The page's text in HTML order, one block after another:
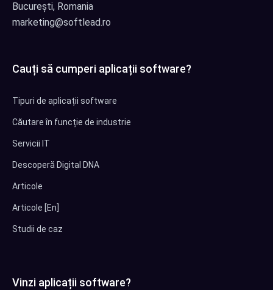
București, Romania
marketing@softlead.ro
Cauți să cumperi aplicații software?
Tipuri de aplicații software
Căutare în funcție de industrie
Servicii IT
Descoperă Digital DNA
Articole
Articole [En]
Studii de caz
Vinzi aplicații software?